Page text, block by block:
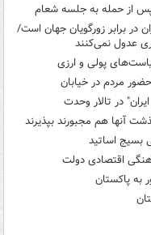
پس از حمله به جلسه شعام
در برابر زورگویان جهان است/
عدول نمی‌کنند
پولی و ارزی
مردم در خیابان
در تالار وحدت
آنها هم مجبورند بپذیرند
اساتید
اقتصادی دولت
به پاکستان